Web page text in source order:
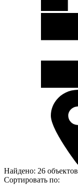
Найдено: 26 объектов
Сортировать по: